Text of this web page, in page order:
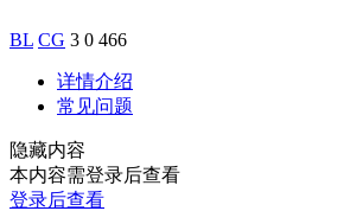
BL CG 3 0 466
详情介绍
常见问题
隐藏内容
本内容需登录后查看
登录后查看